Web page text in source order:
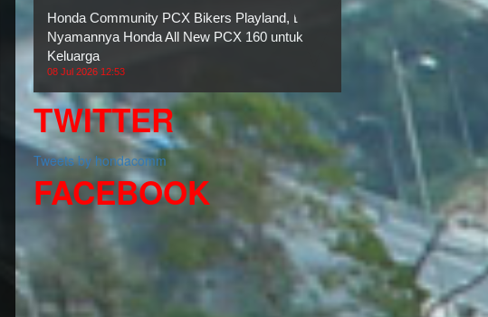
Honda Community PCX Bikers Playland, Bukti
Nyamannya Honda All New PCX 160 untuk
Keluarga
08 Jul 2026 12:53
TWITTER
Tweets by hondacomm
FACEBOOK